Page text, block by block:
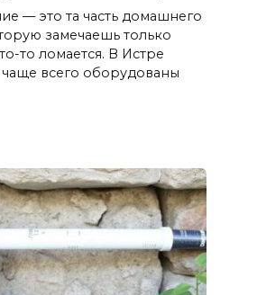
— это та часть домашнего
замечаешь только
то ломается. В Истре
всего оборудованы